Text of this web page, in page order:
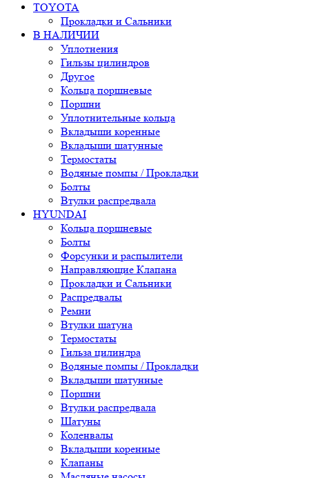
TOYOTA
Прокладки и Сальники
В НАЛИЧИИ
Уплотнения
Гильзы цилиндров
Другое
Кольца поршневые
Поршни
Уплотнительные кольца
Вкладыши коренные
Вкладыши шатунные
Термостаты
Водяные помпы / Прокладки
Болты
Втулки распредвала
HYUNDAI
Кольца поршневые
Болты
Форсунки и распылители
Направляющие Клапана
Прокладки и Сальники
Распредвалы
Ремни
Втулки шатуна
Термостаты
Гильза цилиндра
Водяные помпы / Прокладки
Вкладыши шатунные
Поршни
Втулки распредвала
Шатуны
Коленвалы
Вкладыши коренные
Клапаны